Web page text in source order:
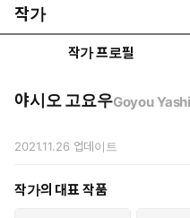
작가
작가 프로필
야시오 고요우Goyou
2021.11.26 업데이트
작가의 대표 작품